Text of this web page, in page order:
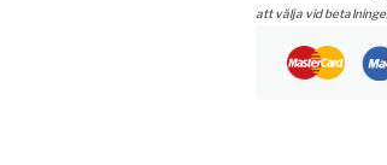
att välja vid